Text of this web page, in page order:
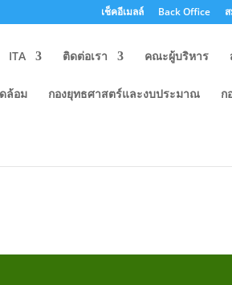
เช็คอีเมลล์ Back Office
ITA ติดต่อเรา คณะผู้บริหาร
ล้อม กองยุทธศาสตร์และงบประมาณ ก